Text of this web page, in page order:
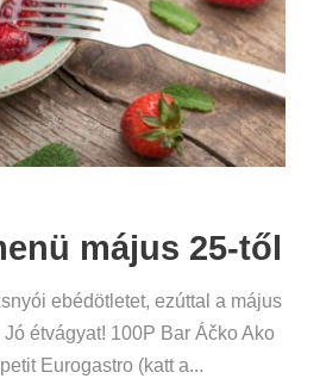
május 25-től
ebédötletet, ezúttal a május
étvágyat! 100P Bar Áčko Ako
Eurogastro (katt a...